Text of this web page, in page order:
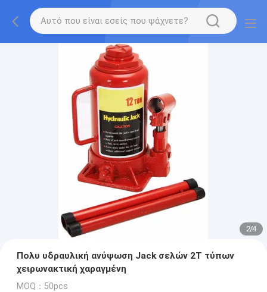
2/4
Πολυ υδραυλική ανύψωση Jack σελών 2T τύπων
χειρωνακτική χαραγμένη
MOQ：50pcs